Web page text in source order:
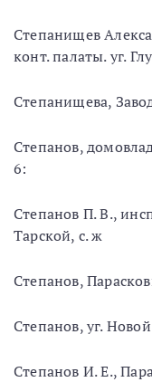
Степанищев
конт. палаты. уг.
Степанищева,
Степанов,
6:
Степанов П. В.,
Тарской, с. ж
Степанов,
Степанов, уг.
Степанов И. Е.,